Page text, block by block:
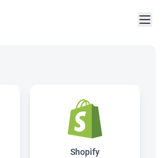
Shopify